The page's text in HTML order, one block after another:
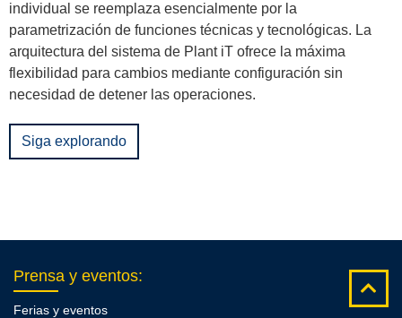
individual se reemplaza esencialmente por la
parametrización de funciones técnicas y tecnológicas. La
arquitectura del sistema de Plant iT ofrece la máxima
flexibilidad para cambios mediante configuración sin
necesidad de detener las operaciones.
Siga explorando
Prensa y eventos:
Ferias y eventos